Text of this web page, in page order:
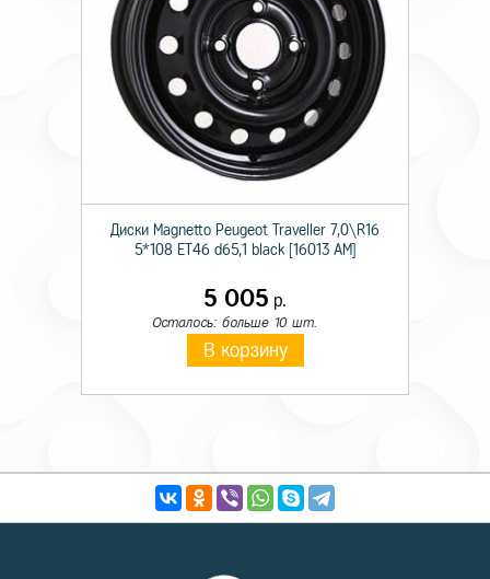
Диски Magnetto Peugeot Traveller 7,0\R16
5*108 ET46 d65,1 black [16013 AM]
5 005 р.
Осталось: больше 10 шт.
В корзину